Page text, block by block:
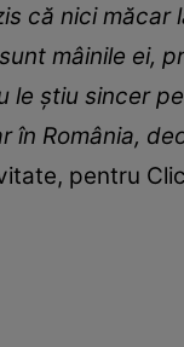
că nici măcar
mâinile ei,
le știu sincer
în România,
pentru